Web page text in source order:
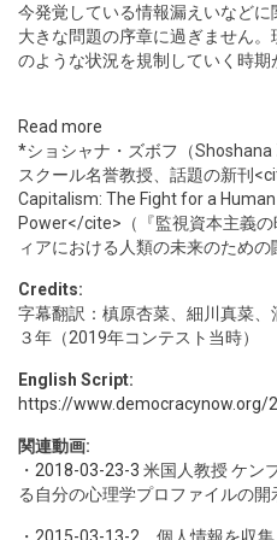
今発覚している情報漏えいなど
大きな問題の序章に過ぎません
のような状況を規制していく時期
Read more
*ショシャナ・ズボフ（
スクール名誉教授、話題の新刊
Capitalism: The Fight for a
Power</cite>（『監視資本主義
ィアにおける人類の未来のため
Credits:
字幕翻訳：槙原杏菜、細川真菜
３年（2019年コンテスト当時
English Script:
https://
関連動画:
・ 2018-03-23-3 米国人教授 ケン
る自分の心理学プロファイルの開